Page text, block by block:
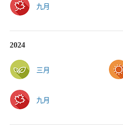
九月
2024
三月
九月